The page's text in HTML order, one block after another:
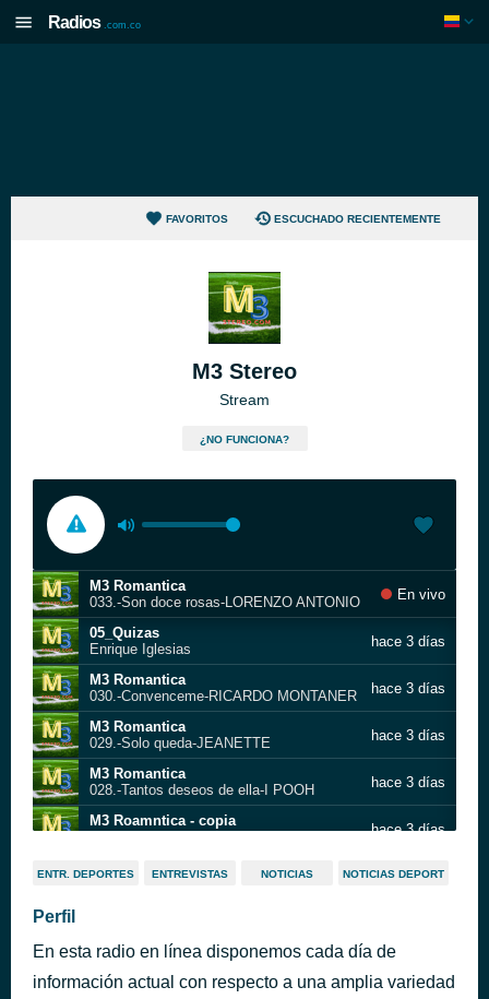
Radios .com.co
FAVORITOS ESCUCHADO RECIENTEMENTE
M3 Stereo
Stream
¿NO FUNCIONA?
M3 Romantica
033.-Son doce rosas-LORENZO ANTONIO
En vivo
05_Quizas
Enrique Iglesias
hace 3 días
M3 Romantica
030.-Convenceme-RICARDO MONTANER
hace 3 días
M3 Romantica
029.-Solo queda-JEANETTE
hace 3 días
M3 Romantica
028.-Tantos deseos de ella-I POOH
hace 3 días
M3 Roamntica - copia
hace 3 días
Es por ti
hace 3 días
La gata bajo la lluvia-ROCIO DURCAL- M3 Romantica
023.
ENTR. DEPORTES ENTREVISTAS NOTICIAS NOTICIAS DEPORT
Perfil
En esta radio en línea disponemos cada día de
información actual con respecto a una amplia variedad